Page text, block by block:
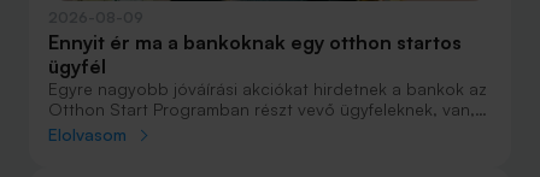
Ennyit ér ma a bankoknak egy otthon startos
ügyfél
Egyre nagyobb jóváírási akciókat hirdetnek a bankok az
Otthon Start Programban részt vevő ügyfeleknek, van,
ahol összesen akár félmillió forint jóváírást is össze lehet
Elolvasom